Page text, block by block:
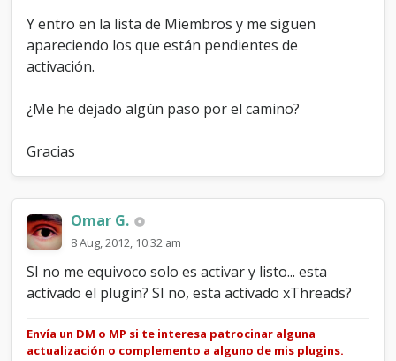
Y entro en la lista de Miembros y me siguen
apareciendo los que están pendientes de
activación.
¿Me he dejado algún paso por el camino?
Gracias
Omar G.
8 Aug, 2012, 10:32 am
SI no me equivoco solo es activar y listo... esta
activado el plugin? SI no, esta activado xThreads?
Envía un DM o MP si te interesa patrocinar alguna
actualización o complemento a alguno de mis plugins.